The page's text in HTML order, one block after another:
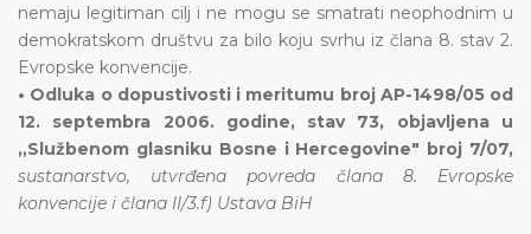
nemaju legitiman cilj i ne mogu se smatrati neophodnim u
demokratskom društvu za bilo koju svrhu iz člana 8. stav 2.
Evropske konvencije.
• Odluka o dopustivosti i meritumu broj AP-1498/05 od
12. septembra 2006. godine, stav 73, objavljena u
„Službenom glasniku Bosne i Hercegovine" broj 7/07,
sustanarstvo, utvrđena povreda člana 8. Evropske
konvencije i člana II/3.f) Ustava BiH